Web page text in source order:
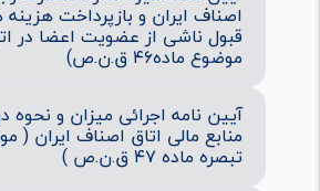
اصناف ایران و بازپرداخت
قبول ناشی از عضویت اعضا در
موضوع ماده۴۶ ق.ن.ص)
آیین نامه اجرائی میزان و نحوه
منابع مالی اتاق اصناف ایران (
تبصره ماده ۴۷ ق.ن.ص )